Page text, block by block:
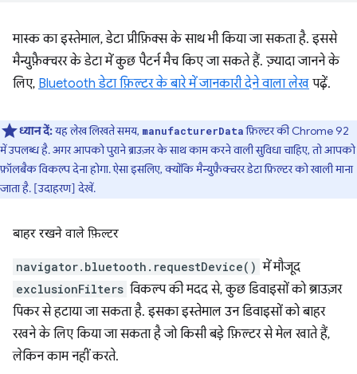
मास्क का इस्तेमाल, डेटा प्रीफ़िक्स के साथ भी किया जा सकता है. इससे
मैन्युफ़ैक्चरर के डेटा में कुछ पैटर्न मैच किए जा सकते हैं. ज़्यादा जानने के
लिए, Bluetooth डेटा फ़िल्टर के बारे में जानकारी देने वाला लेख पढ़ें.
ध्यान दें:यह लेख लिखते समय, manufacturerDataफ़िल्टर की Chrome 92
में उपलब्ध है. अगर आपको पुराने ब्राउज़र के साथ काम करने वाली सुविधा चाहिए, तो आपको
फ़ॉलबैक विकल्प देना होगा. ऐसा इसलिए, क्योंकि मैन्युफ़ैक्चरर डेटा फ़िल्टर को खाली माना
जाता है. [उदाहरण] देखें.
बाहर रखने वाले फ़िल्टर
navigator.bluetooth.requestDevice() में मौजूद
exclusionFilters विकल्प की मदद से, कुछ डिवाइसों को ब्राउज़र
पिकर से हटाया जा सकता है. इसका इस्तेमाल उन डिवाइसों को बाहर
रखने के लिए किया जा सकता है जो किसी बड़े फ़िल्टर से मेल खाते हैं,
लेकिन काम नहीं करते.